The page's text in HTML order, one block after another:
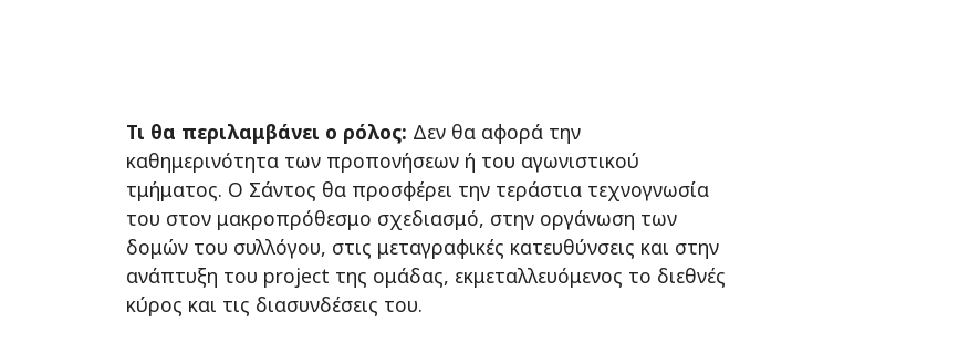
Τι θα περιλαμβάνει ο ρόλος: Δεν θα αφορά την
καθημερινότητα των προπονήσεων ή του αγωνιστικού
τμήματος. Ο Σάντος θα προσφέρει την τεράστια τεχνογνωσία
του στον μακροπρόθεσμο σχεδιασμό, στην οργάνωση των
δομών του συλλόγου, στις μεταγραφικές κατευθύνσεις και στην
ανάπτυξη του project της ομάδας, εκμεταλλευόμενος το διεθνές
κύρος και τις διασυνδέσεις του.